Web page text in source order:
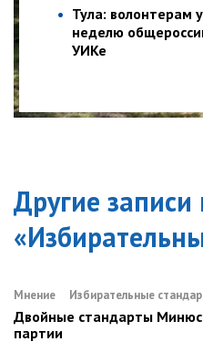
Тула: волонтерам
неделю
УИКе
Другие записи
«
Мнение Избирательные
Двойные стандарты
партии